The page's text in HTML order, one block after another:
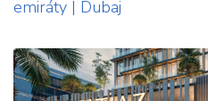
emiráty | Dubaj